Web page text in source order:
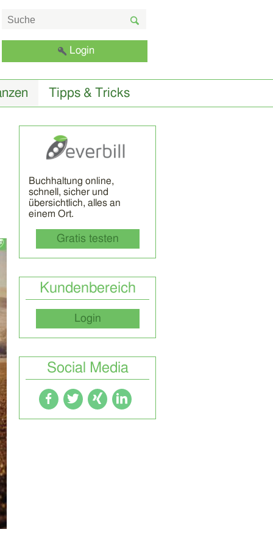
Login
Tipps & Tricks
Buchhaltung online,
schnell, sicher und
übersichtlich, alles an
einem Ort.
Gratis testen
Kundenbereich
Login
Social Media